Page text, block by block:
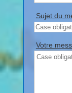
Sujet du
Votre